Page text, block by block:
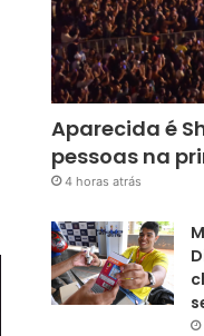
Aparecida é
pessoas na
4 horas atrás